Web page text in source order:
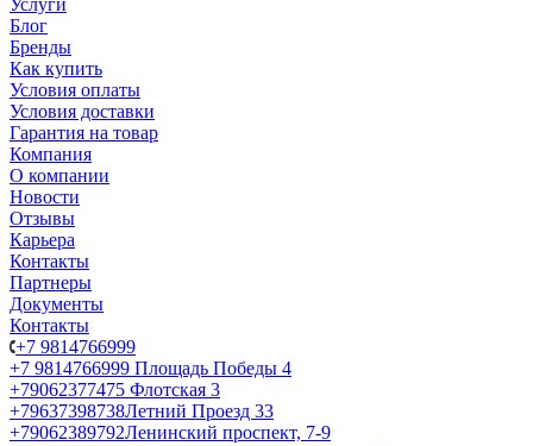
Услуги
Блог
Бренды
Как купить
Условия оплаты
Условия доставки
Гарантия на товар
Компания
О компании
Новости
Отзывы
Карьера
Контакты
Партнеры
Документы
Контакты
+7 9814766999
+7 9814766999 Площадь Победы 4
+79062377475 Флотская 3
+79637398738Летний Проезд 33
+79062389792Ленинский проспект, 7-9